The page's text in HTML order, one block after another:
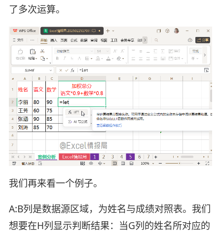
了多次运算。
我们再来看一个例子。
A:B列是数据源区域，为姓名与成绩对照表。我们
想要在H列显示判断结果：当G列的姓名所对应的